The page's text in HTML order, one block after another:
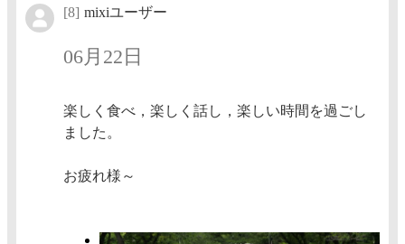
[8] mixiユーザー
06月22日
楽しく食べ，楽しく話し，楽しい時間を過ごし
ました。
お疲れ様～